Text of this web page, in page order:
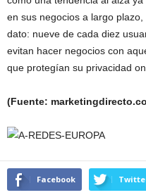
en sus negocios a largo
dato: nueve de cada diez
evitan hacer negocios con
que protegían su privacidad
(Fuente:
Facebook